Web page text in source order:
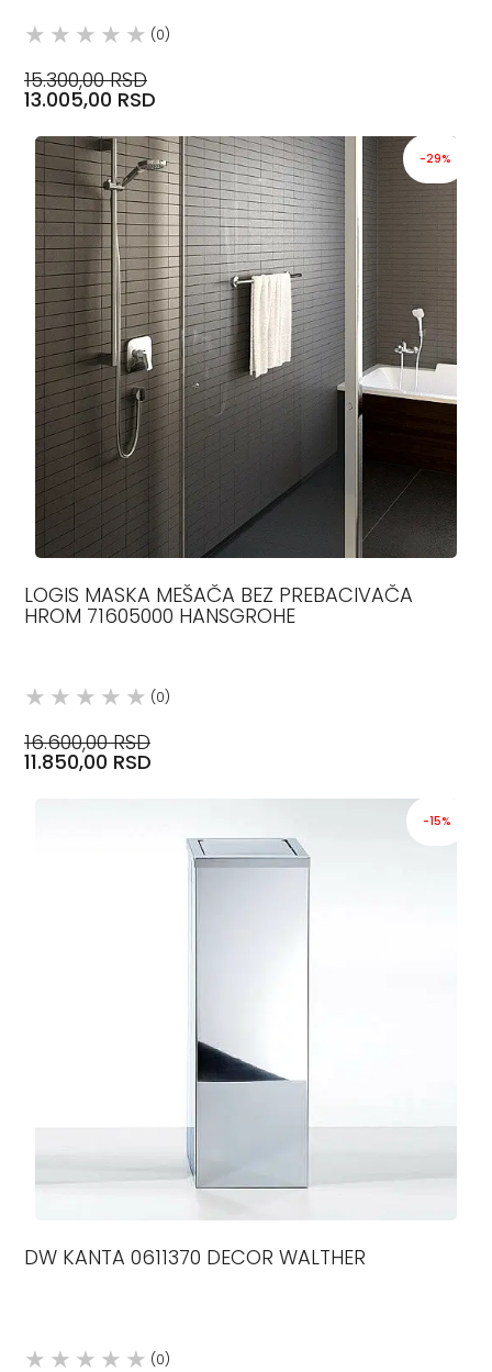
(0)
15.300,00 RSD
13.005,00 RSD
-29%
LOGIS MASKA MEŠAČA BEZ PREBACIVAČA
HROM 71605000 HANSGROHE
(0)
16.600,00 RSD
11.850,00 RSD
-15%
DW KANTA 0611370 DECOR WALTHER
(0)